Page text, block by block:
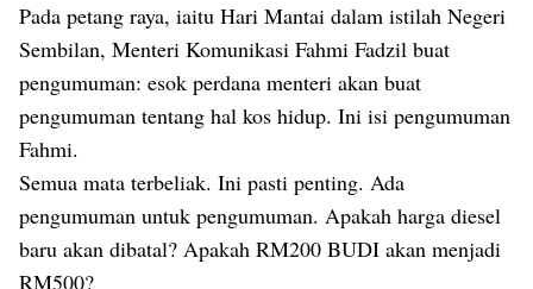
Pada petang raya, iaitu Hari Mantai dalam istilah Negeri
Sembilan, Menteri Komunikasi Fahmi Fadzil buat
pengumuman: esok perdana menteri akan buat
pengumuman tentang hal kos hidup. Ini isi pengumuman
Fahmi.
Semua mata terbeliak. Ini pasti penting. Ada
pengumuman untuk pengumuman. Apakah harga diesel
baru akan dibatal? Apakah RM200 BUDI akan menjadi
RM500?